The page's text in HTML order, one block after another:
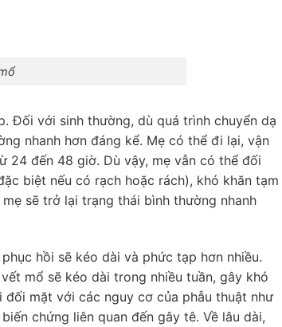
Đối với sinh thường, dù quá trình chuyển dạ
nhanh hơn đáng kể. Mẹ có thể đi lại, vận
24 đến 48 giờ. Dù vậy, mẹ vẫn có thể đối
biệt nếu có rạch hoặc rách), khó khăn tạm
sẽ trở lại trạng thái bình thường nhanh
hồi sẽ kéo dài và phức tạp hơn nhiều.
mổ sẽ kéo dài trong nhiều tuần, gây khó
mặt với các nguy cơ của phẫu thuật như
chứng liên quan đến gây tê. Về lâu dài,